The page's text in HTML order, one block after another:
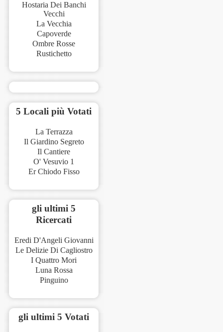
Hostaria Dei Banchi
Vecchi
La Vecchia
Capoverde
Ombre Rosse
Rustichetto
5 Locali più Votati
La Terrazza
Il Giardino Segreto
Il Cantiere
O' Vesuvio 1
Er Chiodo Fisso
gli ultimi 5
Ricercati
Eredi D'Angeli Giovanni
Le Delizie Di Cagliostro
I Quattro Mori
Luna Rossa
Pinguino
gli ultimi 5 Votati